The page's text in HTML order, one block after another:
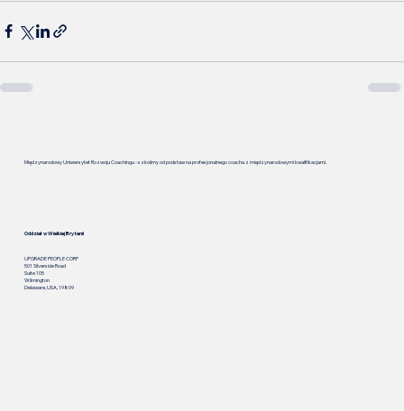
Międzynarodowy Uniwersytet Rozwoju Coachingu - szkolimy od podstaw na profesjonalnego coacha z międzynarodowymi kwalifikacjami.
Oddział w Wielkiej Brytanii
UPGRADE PEOPLE CORP
501 Silverside Road
Suite 105
Wilmington
Delaware, USA, 19809